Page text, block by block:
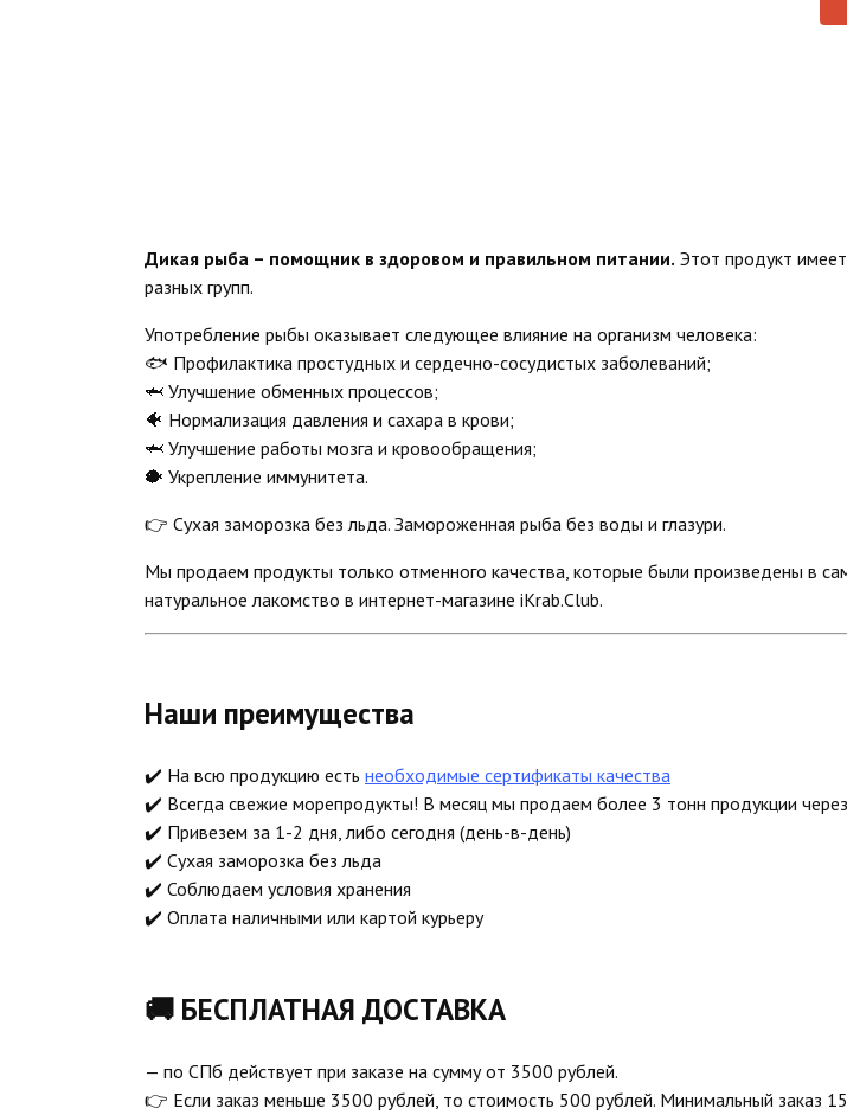
Дикая рыба – помощник в здоровом и правильном питании. Этот продукт
разных групп.
Употребление рыбы оказывает следующее влияние на организм человека:
🐟 Профилактика простудных и сердечно-сосудистых заболеваний;
🦈 Улучшение обменных процессов;
🐠 Нормализация давления и сахара в крови;
🦈 Улучшение работы мозга и кровообращения;
🐡 Укрепление иммунитета.
👉 Сухая заморозка без льда. Замороженная рыба без воды и глазури.
Мы продаем продукты только отменного качества, которые были произведены в
натуральное лакомство в интернет-магазине iKrab.Club.
Наши преимущества
✔️ На всю продукцию есть необходимые сертификаты качества
✔️ Всегда свежие морепродукты! В месяц мы продаем более 3 тонн продукции
✔️ Привезем за 1-2 дня, либо сегодня (день-в-день)
✔️ Сухая заморозка без льда
✔️ Соблюдаем условия хранения
✔️ Оплата наличными или картой курьеру
🚚 БЕСПЛАТНАЯ ДОСТАВКА
— по СПб действует при заказе на сумму от 3500 рублей.
👉 Если заказ меньше 3500 рублей, то стоимость 500 рублей. Минимальный заказ